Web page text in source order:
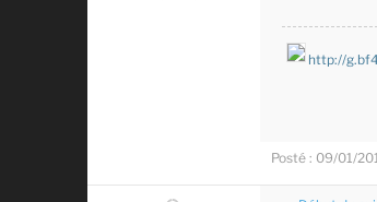
http://
Posté : 09/01/